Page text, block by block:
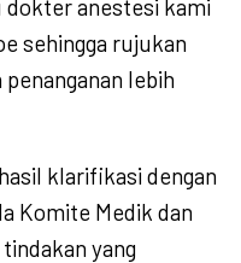
dokter anestesi kami
sehingga rujukan
lebih
klarifikasi dengan
Komite Medik dan
yang